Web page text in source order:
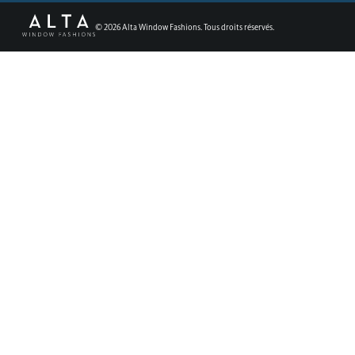
©2026Alta Window Fashions. Tous droits réservés.